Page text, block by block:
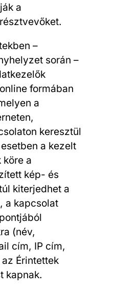
a
–
során –
formában
a
keresztül
a kezelt
köre a
kép- és
kiterjedhet a
a kapcsolat
(név,
cím, IP cím,
Érintettek
kapnak.